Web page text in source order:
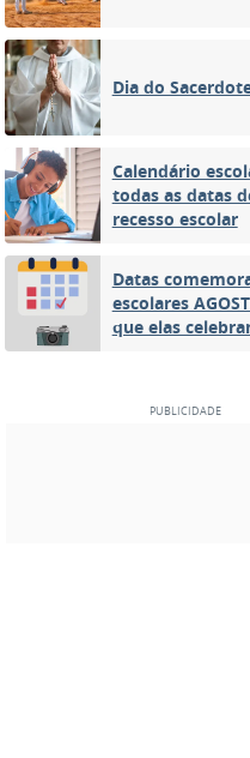
Dia do
Calendário
todas as datas
recesso escolar
Datas
escolares
que elas